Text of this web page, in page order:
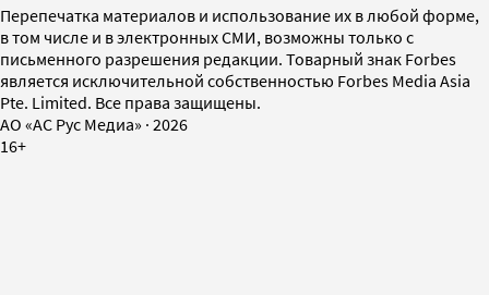
Перепечатка материалов и использование их в любой форме,
в том числе и в электронных СМИ, возможны только с
письменного разрешения редакции. Товарный знак Forbes
является исключительной собственностью Forbes Media Asia
Pte. Limited. Все права защищены.
AO «АС Рус Медиа» · 2026
16+